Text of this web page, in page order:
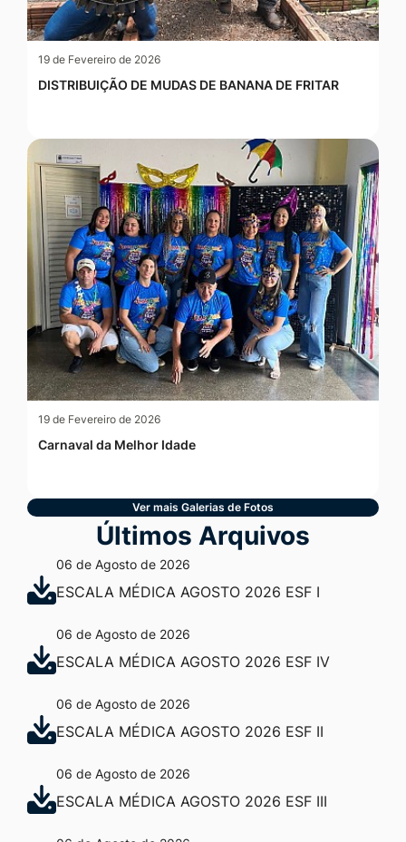
19 de Fevereiro de 2026
DISTRIBUIÇÃO DE MUDAS DE BANANA DE FRITAR
19 de Fevereiro de 2026
Carnaval da Melhor Idade
Ver mais Galerias de Fotos
Últimos Arquivos
06 de Agosto de 2026
ESCALA MÉDICA AGOSTO 2026 ESF I
06 de Agosto de 2026
ESCALA MÉDICA AGOSTO 2026 ESF IV
06 de Agosto de 2026
ESCALA MÉDICA AGOSTO 2026 ESF II
06 de Agosto de 2026
ESCALA MÉDICA AGOSTO 2026 ESF III